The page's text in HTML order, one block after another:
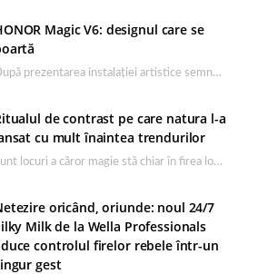
Magic V6: designul care se
După prezentarea instalației artistice semnată de Catrinel Săbăciag în cadrul evenimentului de lansare HONOR Magic…
de contrast pe care natura l-a
cu mult înaintea trendurilor
Sunt locuri a căror magie stă chiar în firea lor naturală, iar Lacul Ursu din…
oricând, oriunde: noul 24/7
Milk de la Wella Professionals
controlul firelor rebele într-un
gest